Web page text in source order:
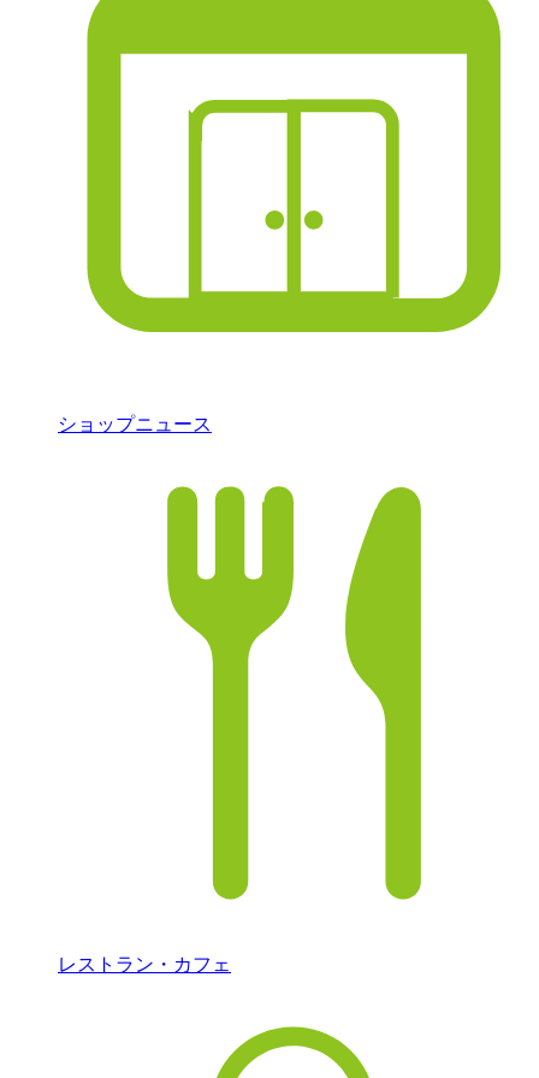
ショップニュース
レストラン・カフェ